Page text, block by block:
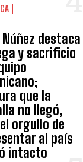
destaca
y sacrificio
que la
no llegó,
orgullo de
al país
intacto